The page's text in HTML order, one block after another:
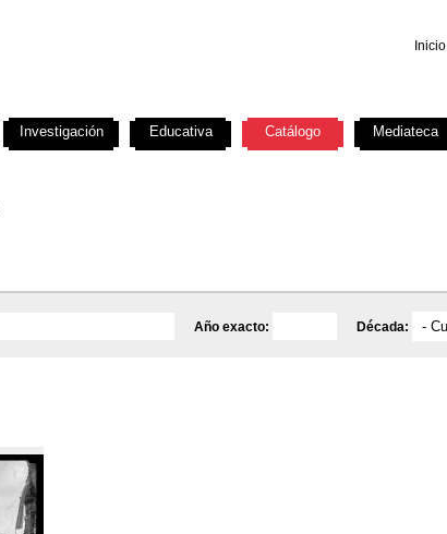
Inicio
Año exacto: Década:
Investigación Educativa Catálogo Mediateca